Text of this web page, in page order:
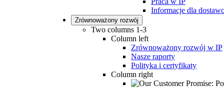
Informacje dla
Zrównoważony rozwój
Two columns 1-3
Column left
Zrównoważony rozwój w IP
Nasze raporty
Polityka i certyfikaty
Column right